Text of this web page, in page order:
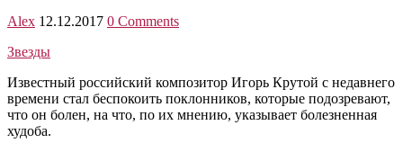
Alex 12.12.2017 0 Comments
Звезды
Известный российский композитор Игорь Крутой с недавнего
времени стал беспокоить поклонников, которые подозревают,
что он болен, на что, по их мнению, указывает болезненная
худоба.